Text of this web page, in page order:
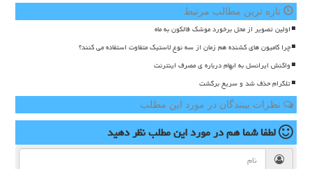
تازه ترین مطالب مرتبط
اولین تصویر از محل برخورد موشک فالکون به ماه
چرا کامیون های کشنده هم زمان از سه نوع لاستیک متفاوت استفاده می کنند؟
واکنش ایرانسل به ابهام درباره ی مصرف اینترنت
تلگرام حذف شد و سریع برگشت
نظرات بینندگان در مورد این مطلب
لطفا شما همدر مورد این مطلبنظر دهید